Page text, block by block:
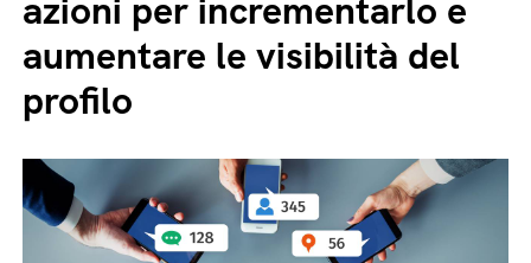
azioni per incrementarlo e
aumentare le visibilità del
profilo